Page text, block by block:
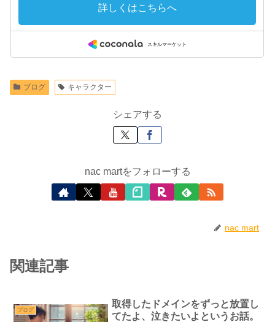
ブログ キャラクター
シェアする
nac martをフォローする
nac mart
関連記事
ブログ
取得したドメインをずっと放置し
てたよ、泣きたいよというお話。